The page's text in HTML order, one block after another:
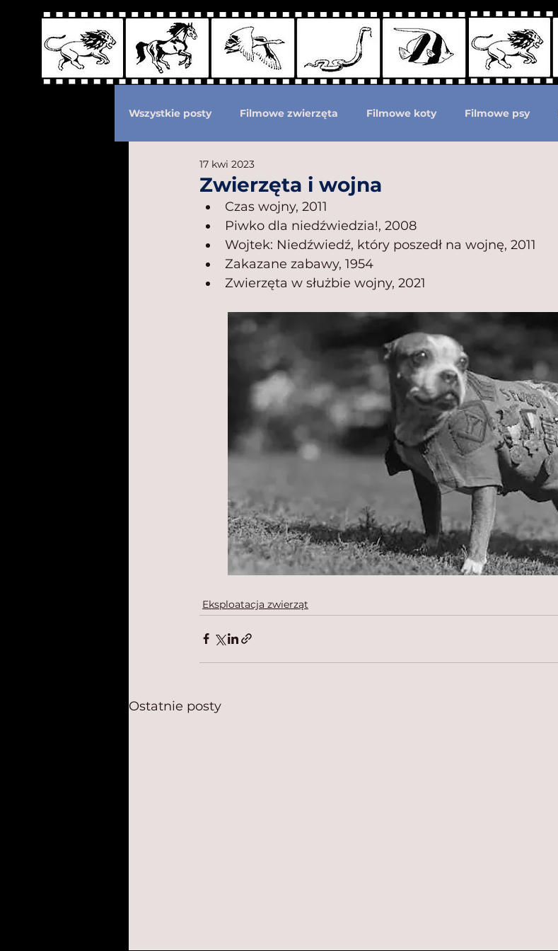
Wszystkie posty Filmowe zwierzęta Filmowe koty Filmowe psy
Podział według ras kotów
Eksploatacja zwierząt Pomoc zwierzętom
Zwierzęta i wojna
17 kwi 2023
Czas wojny, 2011
Piwko dla niedźwiedzia!, 2008
Wojtek: Niedźwiedź, który poszedł na wojnę, 2011
Zakazane zabawy, 1954
Zwierzęta w służbie wojny, 2021
Eksploatacja zwierząt
Ostatnie posty